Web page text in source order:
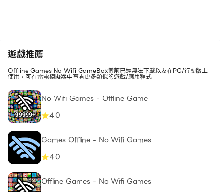
遊戲推薦
Offline Games No Wifi GameBox當前已經無法下載以及在PC/行動版上
使用，可在雷電模擬器中查看更多類似的遊戲/應用程式
No Wifi Games - Offline Game
4.0
Games Offline - No Wifi Games
4.0
Offline Games - No Wifi Games